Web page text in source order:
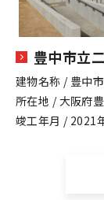
豊中市立
建物名称 / 豊中
所在地 / 大阪府
竣工年月 / 2021